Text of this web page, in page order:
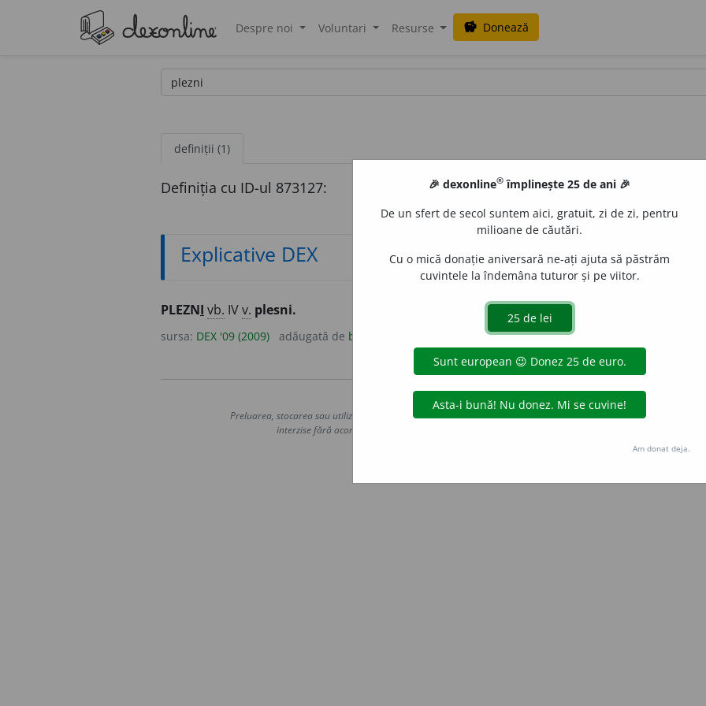
Despre noi Voluntari Resurse savings Donează
definiții (1)
Definiția cu ID-ul 873127:
Explicative DEX
PLEZNI vb. IVv. plesni.
sursa: DEX '09 (2009) adăugată de blaurb.
Copyright © 2004-2026 dexonline (https://dexonline.ro)
Preluarea, stocarea sau utilizarea datelor de pe acest site, inclusiv prin orice metode de extragere automată
interzise fără acordul nostru prealabil scris, cu excepția seturilor de date oferite oficial spre utilizare
Hosterion
🎉 dexonline® împlinește 25 de ani 🎉
De un sfert de secol suntem aici, gratuit, zi de zi, pentru
milioane de căutări.
Cu o mică donație aniversară ne-ați ajuta să păstrăm
cuvintele la îndemâna tuturor și pe viitor.
Am donat deja.